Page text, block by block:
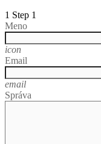
1 Step 1
Meno
icon
Email
email
Správa